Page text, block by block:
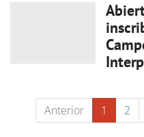
Anterior 1 2